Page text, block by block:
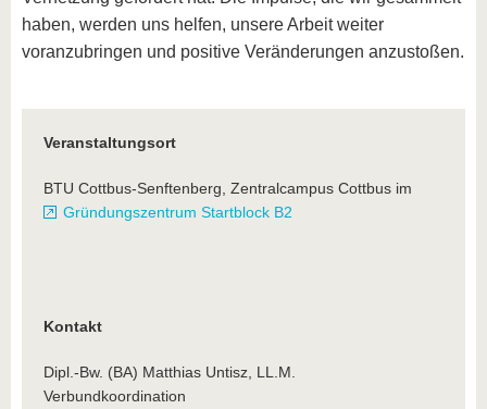
haben, werden uns helfen, unsere Arbeit weiter
voranzubringen und positive Veränderungen anzustoßen.
Veranstaltungsort
BTU Cottbus-Senftenberg, Zentralcampus Cottbus im
Gründungszentrum Startblock B2
Kontakt
Dipl.-Bw. (BA) Matthias Untisz, LL.M.
Verbundkoordination